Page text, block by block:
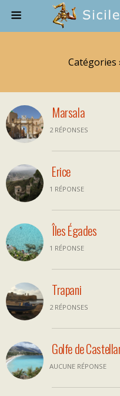
Catégories
Marsala
2 RÉPONSES
Erice
1 RÉPONSE
Îles Égades
1 RÉPONSE
Trapani
2 RÉPONSES
Golfe de
AUCUNE RÉPONSE